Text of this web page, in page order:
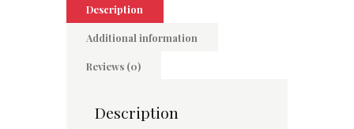
Description
Additional information
Reviews (0)
Description